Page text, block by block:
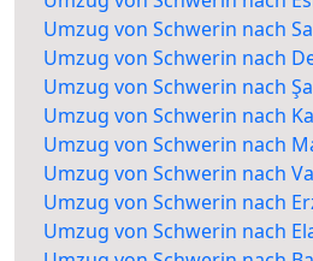
Umzug von Schwerin nach
Umzug von Schwerin nach
Umzug von Schwerin nach
Umzug von Schwerin nach
Umzug von Schwerin nach
Umzug von Schwerin nach
Umzug von Schwerin nach
Umzug von Schwerin nach